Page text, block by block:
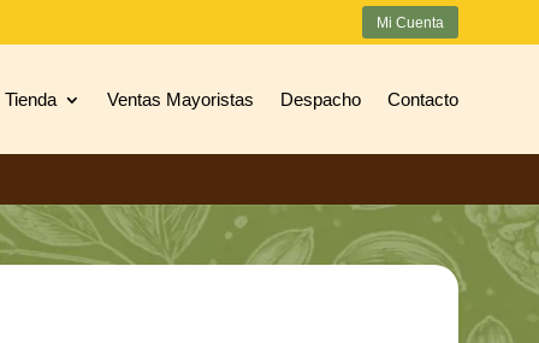
Mi Cuenta
Tienda Ventas Mayoristas Despacho Contacto